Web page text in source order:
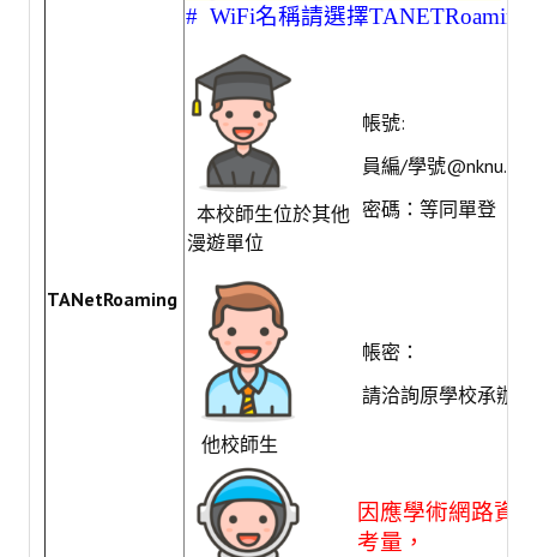
Symskan華藝文獻相似度檢測服務
Wass國家圖書館學位論文相似檢測輔助系統
數位學習專區
I Seat 線上座位預約
TANetRoaming
# WiFi名稱請選擇TANETRoaming
本校師生位於其他
漫遊單位
帳號:
員編/學號
密碼：等同單登
他校師生
帳密：
請洽詢原學校承辦
因應學術網路資
考量，